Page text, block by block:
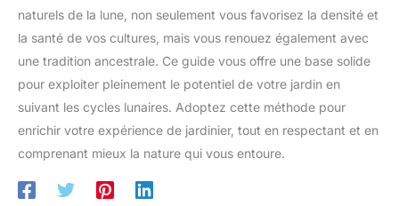
naturels de la lune, non seulement vous favorisez la densité et
la santé de vos cultures, mais vous renouez également avec
une tradition ancestrale. Ce guide vous offre une base solide
pour exploiter pleinement le potentiel de votre jardin en
suivant les cycles lunaires. Adoptez cette méthode pour
enrichir votre expérience de jardinier, tout en respectant et en
comprenant mieux la nature qui vous entoure.